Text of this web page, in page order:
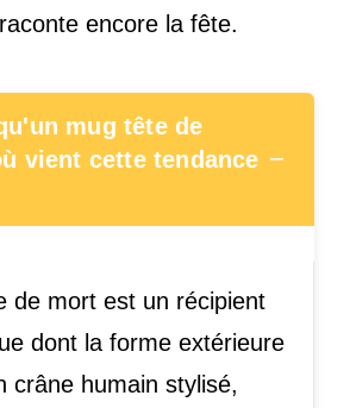
encore la fête.
mug tête de
vient cette tendance −
de mort est un récipient
dont la forme extérieure
crâne humain stylisé,